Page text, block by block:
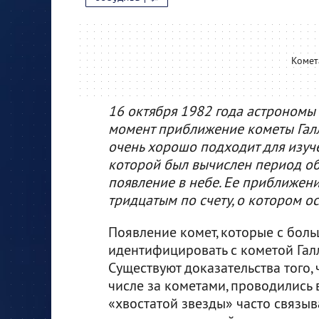
16 октября 1982 года
момент приближение кометы
очень хорошо подходит для
которой был вычислен период
появление в небе. Ее
тридцатым по счету, о котором
Появление комет, которые с
идентифицировать с кометой
Существуют доказательства
числе за кометами,
«хвостатой звезды» часто